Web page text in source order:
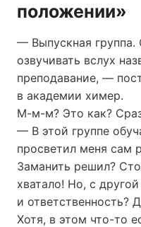
положении»
— Выпускная группа.
озвучивать вслух
преподавание, —
в академии химер.
М-м-м? Это как?
— В этой группе
просветил меня сам
Заманить решил?
хватало! Но, с
и ответственность?
Хотя, в этом что-то